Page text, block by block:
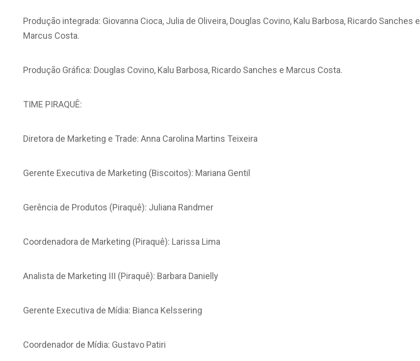
Produção integrada: Giovanna Cioca, Julia de Oliveira, Douglas Covino, Kalu Barbosa, Ricardo Sanches e
Marcus Costa.
Produção Gráfica: Douglas Covino, Kalu Barbosa, Ricardo Sanches e Marcus Costa.
TIME PIRAQUÊ:
Diretora de Marketing e Trade: Anna Carolina Martins Teixeira
Gerente Executiva de Marketing (Biscoitos): Mariana Gentil
Gerência de Produtos (Piraquê): Juliana Randmer
Coordenadora de Marketing (Piraquê): Larissa Lima
Analista de Marketing III (Piraquê): Barbara Danielly
Gerente Executiva de Mídia: Bianca Kelssering
Coordenador de Mídia: Gustavo Patiri